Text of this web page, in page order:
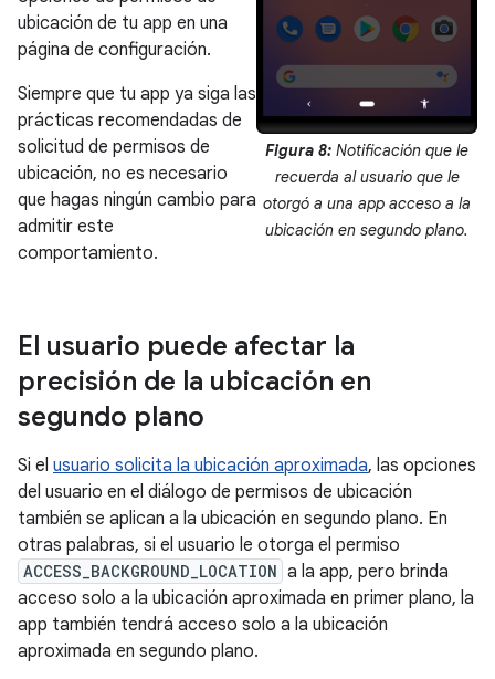
Figura 8: Notificación que le
recuerda al usuario que le
otorgó a una app acceso a la
ubicación en segundo plano.
ubicación de tu app en una
página de configuración.
Siempre que tu app ya siga las
prácticas recomendadas de
solicitud de permisos de
ubicación, no es necesario
que hagas ningún cambio para
admitir este
comportamiento.
El usuario puede afectar la
precisión de la ubicación en
segundo plano
Si el usuario solicita la ubicación aproximada, las opciones
del usuario en el diálogo de permisos de ubicación
también se aplican a la ubicación en segundo plano. En
otras palabras, si el usuario le otorga el permiso
ACCESS_BACKGROUND_LOCATION a la app, pero brinda
acceso solo a la ubicación aproximada en primer plano, la
app también tendrá acceso solo a la ubicación
aproximada en segundo plano.